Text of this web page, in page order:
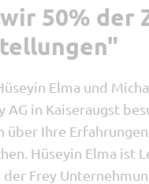
50% der
Elma und
AG in Kaiseraugst
über Ihre
Hüseyin Elma ist
Frey